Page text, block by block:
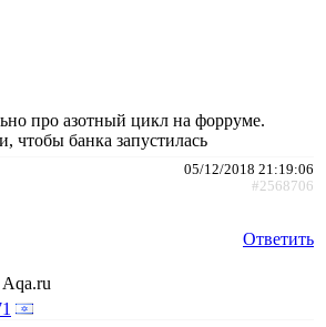
про азотный цикл на форруме.
чтобы банка запустилась
05/12/2018 21:19:06
#2568706
Ответить